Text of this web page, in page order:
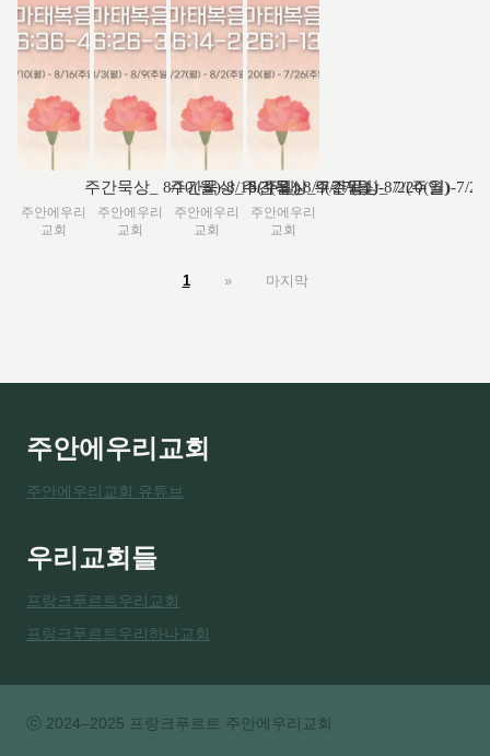
주간묵상_ 8/10(월)-8/16(주일)
주안에우리
교회
주간묵상_ 8/3(월)-8/9(주일)
주안에우리
교회
주간묵상_ 7/27(월)-8/2(주일)
주안에우리
교회
주간묵상_ 7/20(월)-7/
주안에우리
교회
1 » 마지막
주안에우리교회
주안에우리교회 유튜브
우리교회들
프랑크푸르트우리교회
프랑크푸르트우리하나교회
ⓒ 2024–2025 프랑크푸르트 주안에우리교회